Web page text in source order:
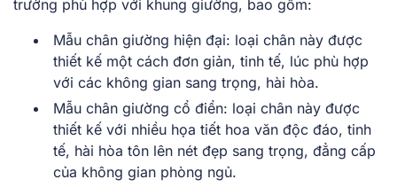
trường phù hợp với khung giường, bao gồm:
Mẫu chân giường hiện đại: loại chân này được
thiết kế một cách đơn giản, tinh tế, lúc phù hợp
với các không gian sang trọng, hài hòa.
Mẫu chân giường cổ điển: loại chân này được
thiết kế với nhiều họa tiết hoa văn độc đáo, tinh
tế, hài hòa tôn lên nét đẹp sang trọng, đẳng cấp
của không gian phòng ngủ.